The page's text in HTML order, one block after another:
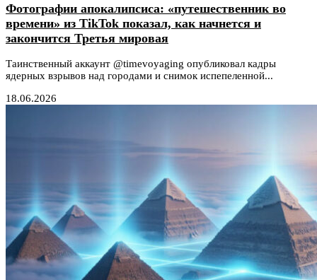
Фотографии апокалипсиса: «путешественник во
времени» из TikTok показал, как начнется и
закончится Третья мировая
Таинственный аккаунт @timevoyaging опубликовал кадры
ядерных взрывов над городами и снимок испепеленной...
18.06.2026